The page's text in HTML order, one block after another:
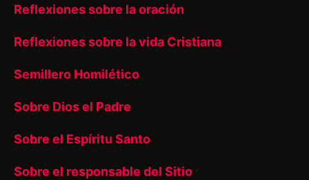
Reflexiones sobre la oración
Reflexiones sobre la vida Cristiana
Semillero Homilético
Sobre Dios el Padre
Sobre el Espíritu Santo
Sobre el responsable del Sitio